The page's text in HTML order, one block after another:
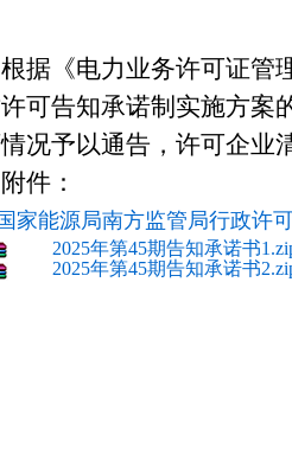
根据《电力业务许可证管
可告知承诺制实施方案
况予以通告，许可企业
附件：
国家能源局南方监管局行政许
2025年第45期告知承诺书
2025年第45期告知承诺书